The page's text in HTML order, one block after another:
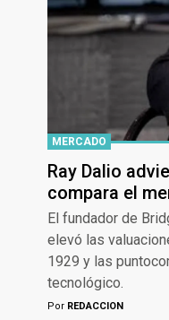
MERCADO
Ray Dalio
compara el
El fundador de
elevó las
1929 y las
tecnológico.
Por REDACCION